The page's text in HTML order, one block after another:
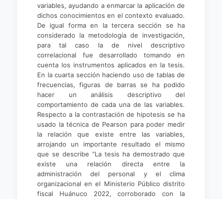
variables, ayudando a enmarcar la aplicación de
dichos conocimientos en el contexto evaluado.
De igual forma en la tercera sección se ha
considerado la metodología de investigación,
para tal caso la de nivel descriptivo
correlacional fue desarrollado tomando en
cuenta los instrumentos aplicados en la tesis.
En la cuarta sección haciendo uso de tablas de
frecuencias, figuras de barras se ha podido
hacer un análisis descriptivo del
comportamiento de cada una de las variables.
Respecto a la contrastación de hipotesis se ha
usado la técnica de Pearson para poder medir
la relación que existe entre las variables,
arrojando un importante resultado el mismo
que se describe “La tesis ha demostrado que
existe una relación directa entre la
administración del personal y el clima
organizacional en el Ministerio Público distrito
fiscal Huánuco 2022, corroborado con la